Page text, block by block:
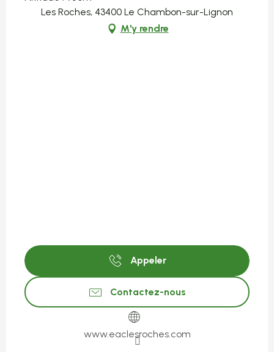
Les Roches, 43400 Le Chambon-sur-Lignon
M'y rendre
Appeler
Contactez-nous
www.eaclesroches.com